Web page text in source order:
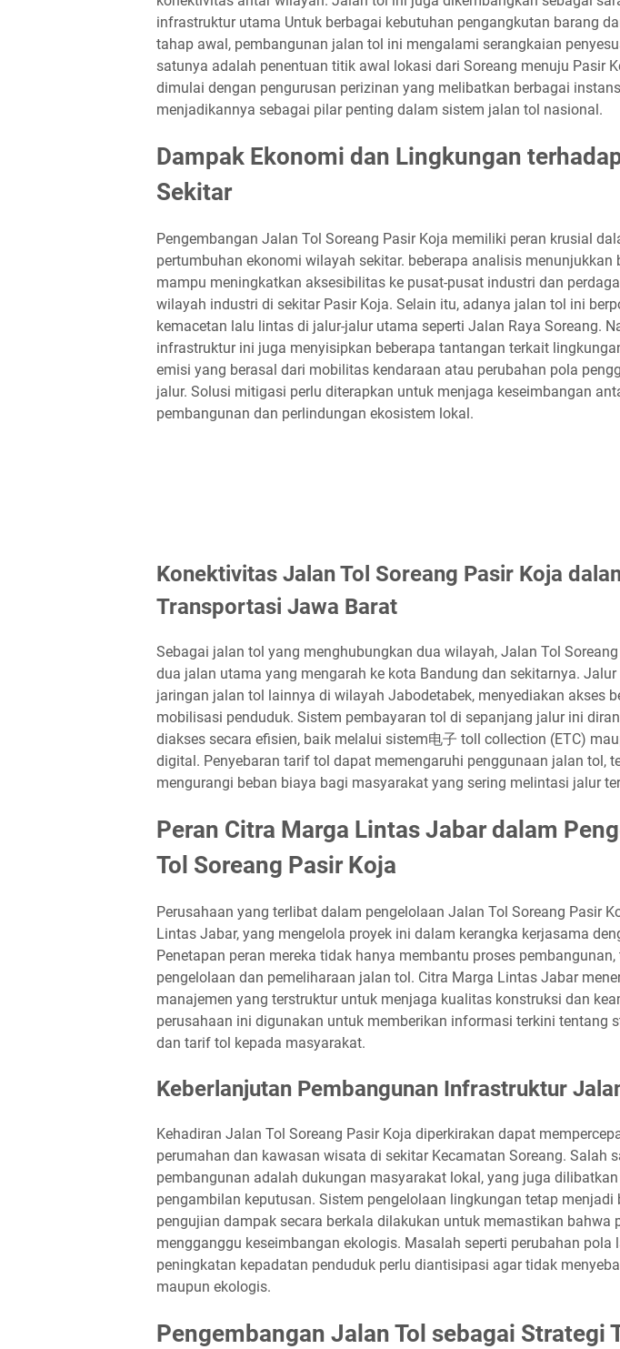
infrastruktur utama Untuk berbagai kebutuhan pengangkutan barang
tahap awal, pembangunan jalan tol ini mengalami serangkaian
satunya adalah penentuan titik awal lokasi dari Soreang menuju Pasir
dimulai dengan pengurusan perizinan yang melibatkan berbagai
menjadikannya sebagai pilar penting dalam sistem jalan tol nasional.
Dampak Ekonomi dan Lingkungan
Sekitar
Pengembangan Jalan Tol Soreang Pasir Koja memiliki peran krusial
pertumbuhan ekonomi wilayah sekitar. beberapa analisis menunjukkan
mampu meningkatkan aksesibilitas ke pusat-pusat industri dan
wilayah industri di sekitar Pasir Koja. Selain itu, adanya jalan tol ini
kemacetan lalu lintas di jalur-jalur utama seperti Jalan Raya Soreang.
infrastruktur ini juga menyisipkan beberapa tantangan terkait
emisi yang berasal dari mobilitas kendaraan atau perubahan pola
jalur. Solusi mitigasi perlu diterapkan untuk menjaga keseimbangan
pembangunan dan perlindungan ekosistem lokal.
Konektivitas Jalan Tol Soreang Pasir Koja
Transportasi Jawa Barat
Sebagai jalan tol yang menghubungkan dua wilayah, Jalan Tol
dua jalan utama yang mengarah ke kota Bandung dan sekitarnya.
jaringan jalan tol lainnya di wilayah Jabodetabek, menyediakan akses
mobilisasi penduduk. Sistem pembayaran tol di sepanjang jalur ini
diakses secara efisien, baik melalui sistem电子 toll collection (ETC)
digital. Penyebaran tarif tol dapat memengaruhi penggunaan jalan tol,
mengurangi beban biaya bagi masyarakat yang sering melintasi jalur
Peran Citra Marga Lintas Jabar dalam
Tol Soreang Pasir Koja
Perusahaan yang terlibat dalam pengelolaan Jalan Tol Soreang Pasir
Lintas Jabar, yang mengelola proyek ini dalam kerangka kerjasama
Penetapan peran mereka tidak hanya membantu proses
pengelolaan dan pemeliharaan jalan tol. Citra Marga Lintas Jabar
manajemen yang terstruktur untuk menjaga kualitas konstruksi dan
perusahaan ini digunakan untuk memberikan informasi terkini tentang
dan tarif tol kepada masyarakat.
Keberlanjutan Pembangunan Infrastruktur
Kehadiran Jalan Tol Soreang Pasir Koja diperkirakan dapat
perumahan dan kawasan wisata di sekitar Kecamatan Soreang. Salah
pembangunan adalah dukungan masyarakat lokal, yang juga
pengambilan keputusan. Sistem pengelolaan lingkungan tetap menjadi
pengujian dampak secara berkala dilakukan untuk memastikan bahwa
mengganggu keseimbangan ekologis. Masalah seperti perubahan pola
peningkatan kepadatan penduduk perlu diantisipasi agar tidak
maupun ekologis.
Pengembangan Jalan Tol sebagai Strategi